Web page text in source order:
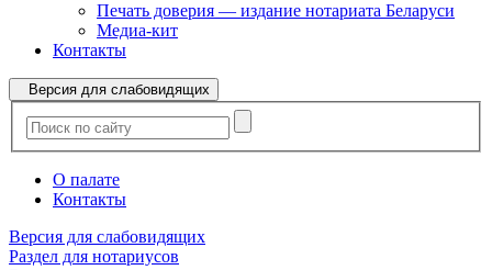
Печать доверия — издание нотариата Беларуси
Медиа-кит
Контакты
Версия для слабовидящих
О палате
Контакты
Версия для слабовидящих
Раздел для нотариусов